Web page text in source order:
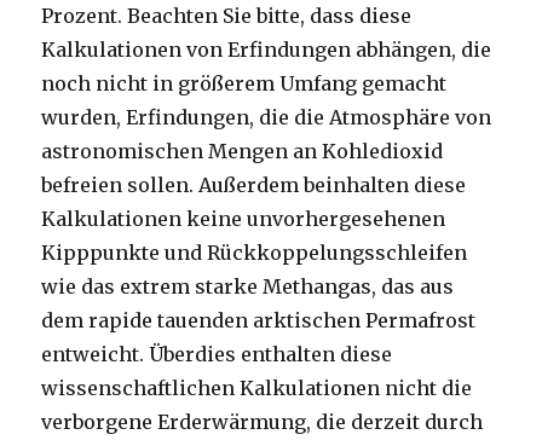
Prozent. Beachten Sie bitte, dass diese
Kalkulationen von Erfindungen abhängen, die
noch nicht in größerem Umfang gemacht
wurden, Erfindungen, die die Atmosphäre von
astronomischen Mengen an Kohledioxid
befreien sollen. Außerdem beinhalten diese
Kalkulationen keine unvorhergesehenen
Kipppunkte und Rückkoppelungsschleifen
wie das extrem starke Methangas, das aus
dem rapide tauenden arktischen Permafrost
entweicht. Überdies enthalten diese
wissenschaftlichen Kalkulationen nicht die
verborgene Erderwärmung, die derzeit durch